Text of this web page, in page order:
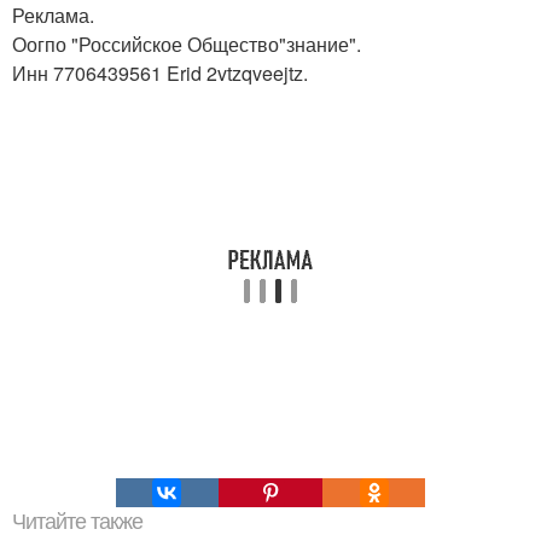
Реклама.
Оогпо "Российское Общество"знание".
Инн 7706439561 Erid 2vtzqveejtz.
Читайте также